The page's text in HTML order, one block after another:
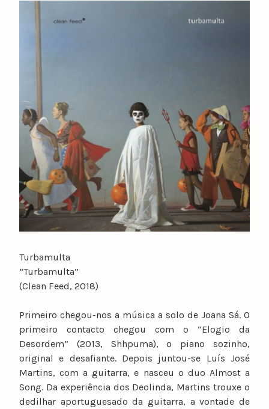
Turbamulta
“Turbamulta”
(Clean Feed, 2018)
Primeiro chegou-nos a música a solo de Joana Sá. O
primeiro contacto chegou com o “Elogio da
Desordem” (2013, Shhpuma), o piano sozinho,
original e desafiante. Depois juntou-se Luís José
Martins, com a guitarra, e nasceu o duo Almost a
Song. Da experiência dos Deolinda, Martins trouxe o
dedilhar aportuguesado da guitarra, a vontade de